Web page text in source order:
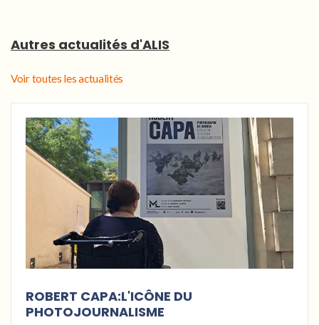
Autres actualités d'ALIS
Voir toutes les actualités
ROBERT CAPA:L'ICÔNE DU
PHOTOJOURNALISME